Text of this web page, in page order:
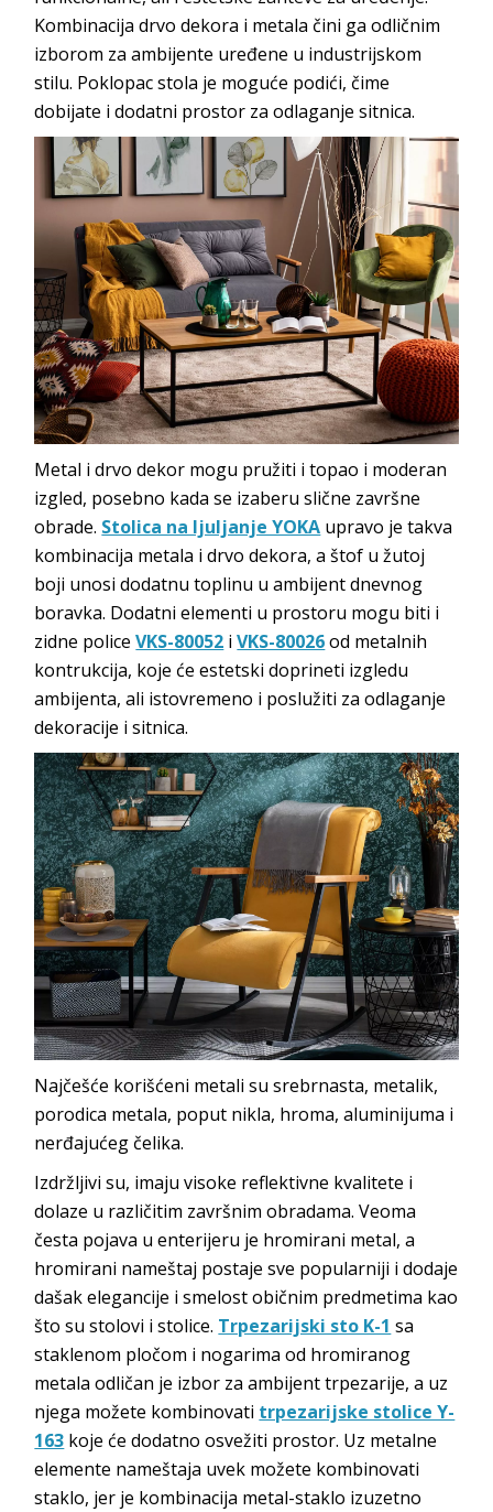
Kombinacija drvo dekora i metala čini ga odličnim
izborom za ambijente uređene u industrijskom
stilu. Poklopac stola je moguće podići, čime
dobijate i dodatni prostor za odlaganje sitnica.
Metal i drvo dekor mogu pružiti i topao i moderan
izgled, posebno kada se izaberu slične završne
obrade. Stolica na ljuljanje YOKA upravo je takva
kombinacija metala i drvo dekora, a štof u žutoj
boji unosi dodatnu toplinu u ambijent dnevnog
boravka. Dodatni elementi u prostoru mogu biti i
zidne policeVKS-80052 iVKS-80026od metalnih
kontrukcija, koje će estetski doprineti izgledu
ambijenta, ali istovremeno i poslužiti za odlaganje
dekoracije i sitnica.
Najčešće korišćeni metali su srebrnasta, metalik,
porodica metala, poput nikla, hroma, aluminijuma i
nerđajućeg čelika.
Izdržljivi su, imaju visoke reflektivne kvalitete i
dolaze u različitim završnim obradama. Veoma
česta pojava u enterijeru je hromirani metal, a
hromirani nameštaj postaje sve popularniji i dodaje
dašak elegancije i smelost običnim predmetima kao
što su stolovi i stolice. Trpezarijski sto K-1 sa
staklenom pločom i nogarima od hromiranog
metala odličan je izbor za ambijent trpezarije, a uz
njega možete kombinovati trpezarijske stolice Y-
163 koje će dodatno osvežiti prostor. Uz metalne
elemente nameštaja uvek možete kombinovati
staklo, jer je kombinacija metal-staklo izuzetno